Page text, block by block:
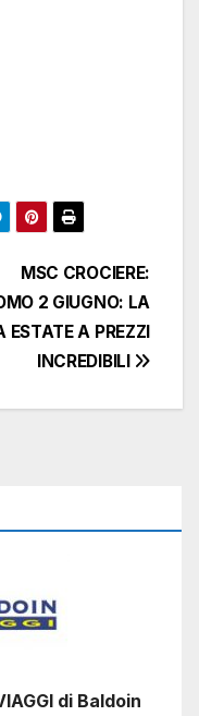
MSC CROCIERE:
2 GIUGNO: LA
ESTATE A PREZZI
INCREDIBILI
di Baldoin